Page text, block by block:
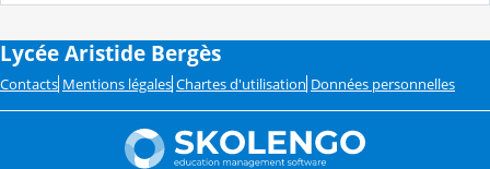
Lycée Aristide Bergès
Contacts Mentions légales Chartes d'utilisation Données personnelles